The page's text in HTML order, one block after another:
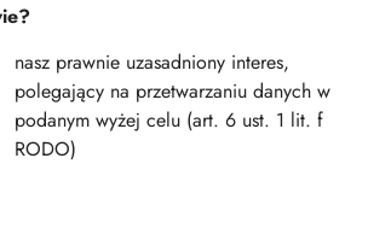
nasz prawnie uzasadniony interes,
polegający na przetwarzaniu danych w
podanym wyżej celu (art. 6 ust. 1 lit. f
RODO)